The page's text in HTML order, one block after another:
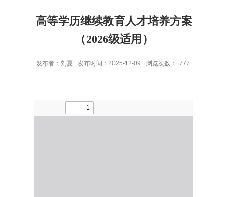
高等学历继续教育人才培养方案
（2026级适用）
发布者：刘夏 发布时间：2025-12-09 浏览次数： 777